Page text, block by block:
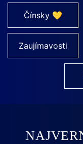
Čínsky 💛
Zaujímavosti